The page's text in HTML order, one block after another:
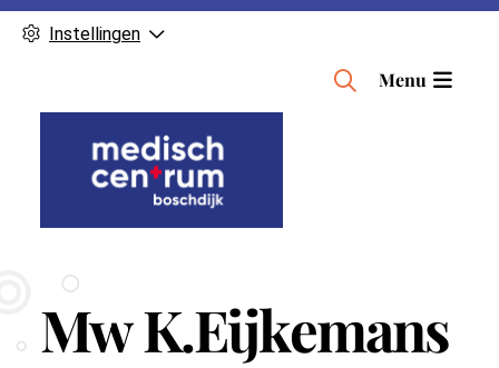
Instellingen
H
Menu
Mw K.Eijkemans